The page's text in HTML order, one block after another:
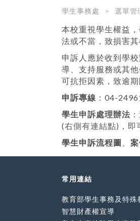
學生事務處 選單管
本校重視學生權益
法或不當，致損害
申訴人應於收到學
導、支持服務或其
可抗拒因素，致逾
申訴專線 ：04-
學生申訴處理辦法
(右側有連結點)，即
學生申訴流程圖
常用連結
教育部學生事務及特殊
智慧財產權宣導